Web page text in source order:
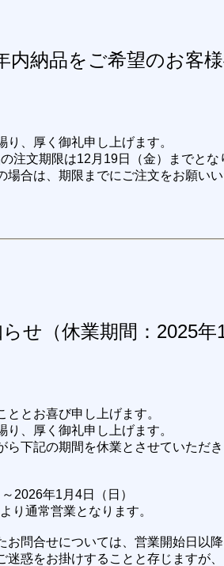
内納品をご希望のお客
、厚く御礼申し上げます。
注文期限は12月19日（金）までとな
場合は、期限までにご注文をお願いい
せ（休業期間：2025年
とお喜び申し上げます。
、厚く御礼申し上げます。
ら下記の期間を休業とさせていただき
2026年1月4日（日）
り通常営業となります。
お問合せについては、営業開始日以
迷惑をお掛けすることと存じますが、